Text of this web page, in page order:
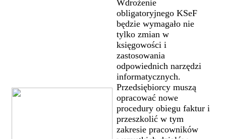
Wdrożenie
obligatoryjnego KSeF
będzie wymagało nie
tylko zmian w
księgowości i
zastosowania
odpowiednich narzędzi
informatycznych.
Przedsiębiorcy muszą
opracować nowe
procedury obiegu faktur i
przeszkolić w tym
zakresie pracowników